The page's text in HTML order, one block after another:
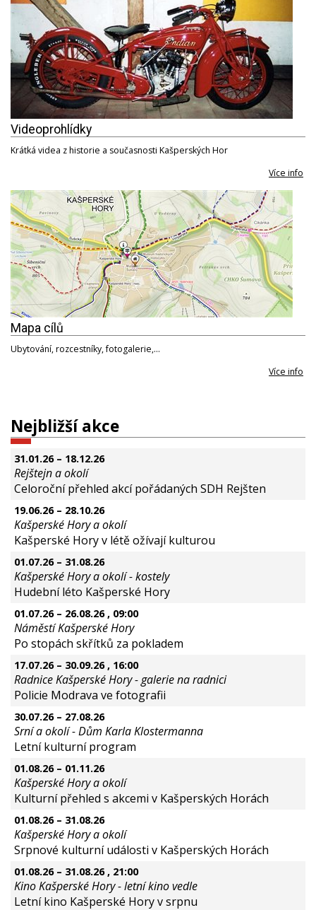
Videoprohlídky
Krátká videa z historie a současnosti Kašperských Hor
Více info
Mapa cílů
Ubytování, rozcestníky, fotogalerie,…
Více info
Nejbližší akce
31.01.26– 18.12.26
Rejštejn a okolí
Celoroční přehled akcí pořádaných SDH Rejšten
19.06.26– 28.10.26
Kašperské Hory a okolí
Kašperské Hory v létě ožívají kulturou
01.07.26– 31.08.26
Kašperské Hory a okolí - kostely
Hudební léto Kašperské Hory
01.07.26– 26.08.26, 09:00
Náměstí Kašperské Hory
Po stopách skřítků za pokladem
17.07.26– 30.09.26, 16:00
Radnice Kašperské Hory - galerie na radnici
Policie Modrava ve fotografii
30.07.26– 27.08.26
Srní a okolí - Dům Karla Klostermanna
Letní kulturní program
01.08.26– 01.11.26
Kašperské Hory a okolí
Kulturní přehled s akcemi v Kašperských Horách
01.08.26– 31.08.26
Kašperské Hory a okolí
Srpnové kulturní události v Kašperských Horách
01.08.26– 31.08.26, 21:00
Kino Kašperské Hory - letní kino vedle
Letní kino Kašperské Hory v srpnu